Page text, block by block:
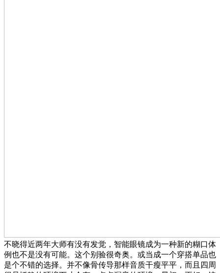
不晓得近两年大师有没有发觉，智能眼镜成为一种新的糊口体
例也不是没有可能。这个别验很奇奥。或当成一个穿搭单品也
是个不错的选择。并不像骨传导那样音质干瘦平平，而且四周